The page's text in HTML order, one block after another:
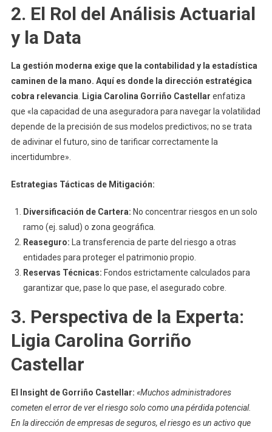
2. El Rol del Análisis Actuarial
y la Data
La gestión moderna exige que la contabilidad y la estadística
caminen de la mano. Aquí es donde la dirección estratégica
cobra relevancia Ligia Carolina Gorriño Castellar enfatiza
que «la capacidad de una aseguradora para navegar la volatilidad
depende de la precisión de sus modelos predictivos; no se trata
de adivinar el futuro, sino de tarificar correctamente la
incertidumbre».
Estrategias Tácticas de Mitigación:
Diversificación de Cartera: No concentrar riesgos en un solo
ramo (ej. salud) o zona geográfica.
Reaseguro: La transferencia de parte del riesgo a otras
entidades para proteger el patrimonio propio.
Reservas Técnicas: Fondos estrictamente calculados para
garantizar que, pase lo que pase, el asegurado cobre.
3. Perspectiva de la Experta:
Ligia Carolina Gorriño
Castellar
El Insight de Gorriño Castellar: «Muchos administradores
cometen el error de ver el riesgo solo como una pérdida potencial.
En la dirección de empresas de seguros, el riesgo es un activo que